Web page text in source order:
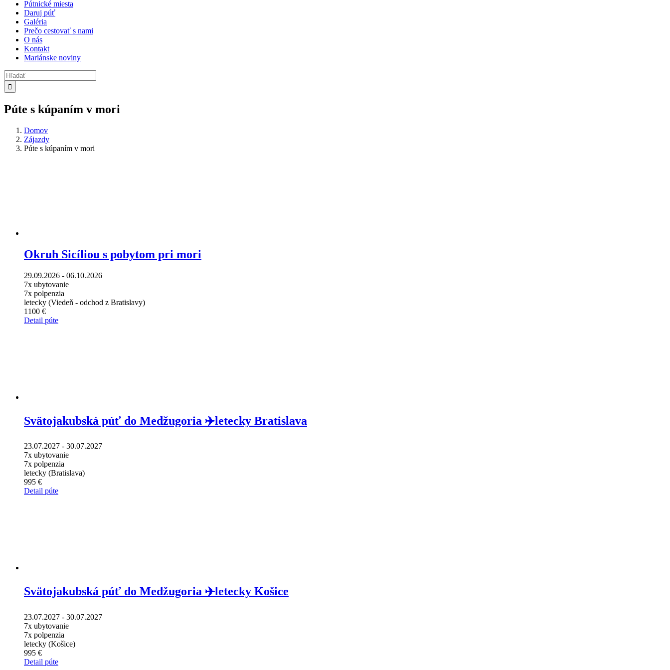
Pútnické miesta
Daruj púť
Galéria
Prečo cestovať s nami
O nás
Kontakt
Mariánske noviny
Search
for:
Púte s kúpaním v mori
Domov
Zájazdy
Púte s kúpaním v mori
Okruh Sicíliou s pobytom pri mori
29.09.2026 - 06.10.2026
7x ubytovanie
7x polpenzia
letecky (Viedeň - odchod z Bratislavy)
1100 €
Detail púte
Svätojakubská púť do Medžugoria ✈️letecky Bratislava
23.07.2027 - 30.07.2027
7x ubytovanie
7x polpenzia
letecky (Bratislava)
995 €
Detail púte
Svätojakubská púť do Medžugoria ✈️letecky Košice
23.07.2027 - 30.07.2027
7x ubytovanie
7x polpenzia
letecky (Košice)
995 €
Detail púte